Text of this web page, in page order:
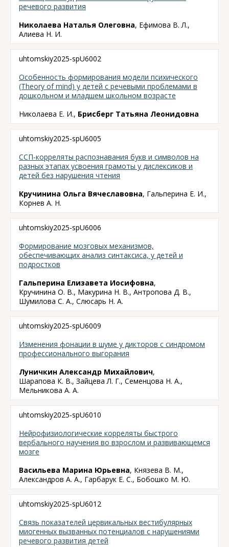
речевого развития
Николаева Наталья Олеговна, Ефимова В. Л.,
Алиева Н. И.
uhtomskiy2025-spU6002
Особенность формирования модели психического
(Theory of mind) у детей с речевыми проблемами в
дошкольном и младшем школьном возрасте
Николаева Е. И., Брисберг Татьяна Леонидовна
uhtomskiy2025-spU6005
ССП-корреляты распознавания букв и символов на
разных этапах усвоения грамоты у дислексиков и
детей без нарушения чтения
Кручинина Ольга Вячеславовна, Гальперина Е. И.,
Корнев А. Н.
uhtomskiy2025-spU6006
Формирование мозговых механизмов,
обеспечивающих анализ синтаксиса, у детей и
подростков
Гальперина Елизавета Иосифовна,
Кручинина О. В., Макурина Н. В., Антропова Д. В.,
Шумилова С. А., Слюсарь Н. А.
uhtomskiy2025-spU6009
Изменения фонации в шуме у дикторов с синдромом
профессионального выгорания
Луничкин Александр Михайлович,
Шарапова К. В., Зайцева Л. Г., Семенцова Н. А.,
Мельникова А. А.
uhtomskiy2025-spU6010
Нейрофизиологические корреляты быстрого
вербального научения во взрослом и развивающемся
мозге
Васильева Марина Юрьевна, Князева В. М.,
Александров А. А., Гарбарук Е. С., Бобошко М. Ю.
uhtomskiy2025-spU6012
Связь показателей цервикальных вестибулярных
миогенных вызванных потенциалов с нарушениями
речевого развития детей